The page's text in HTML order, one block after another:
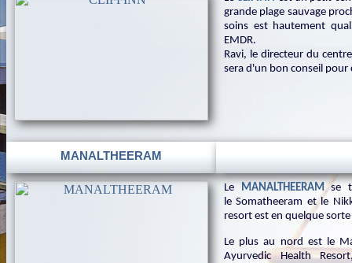
grande plage sauvage
soins est hautement
EMDR.
Ravi, le directeur du
sera d'un bon conseil pour
MANALTHEERAM
Le MANALTHEERAM se
le Somatheeram et le
resort est en quelque
Le plus au nord est le
Ayurvedic Health